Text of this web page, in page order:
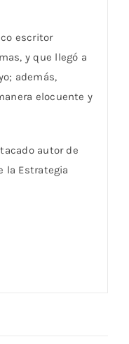
escritor
y que llegó a
además,
elocuente y
autor de
la Estrategia